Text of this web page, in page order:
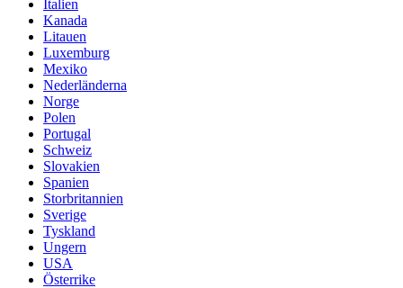
Italien
Kanada
Litauen
Luxemburg
Mexiko
Nederländerna
Norge
Polen
Portugal
Schweiz
Slovakien
Spanien
Storbritannien
Sverige
Tyskland
Ungern
USA
Österrike